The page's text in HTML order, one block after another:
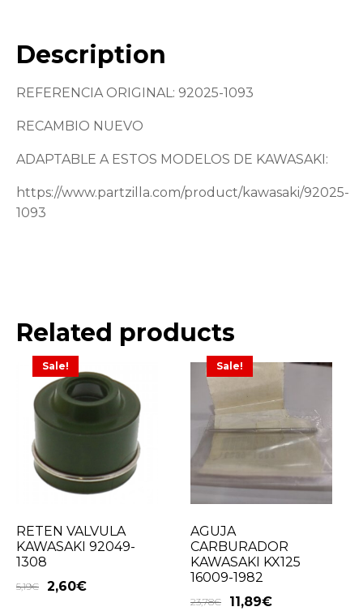
Description
REFERENCIA ORIGINAL: 92025-1093
RECAMBIO NUEVO
ADAPTABLE A ESTOS MODELOS DE KAWASAKI:
https://www.partzilla.com/product/kawasaki/92025-
1093
Related products
Sale!
RETEN VALVULA
KAWASAKI 92049-
1308
5,19€ 2,60€
Sale!
AGUJA
CARBURADOR
KAWASAKI KX125
16009-1982
23,78€ 11,89€